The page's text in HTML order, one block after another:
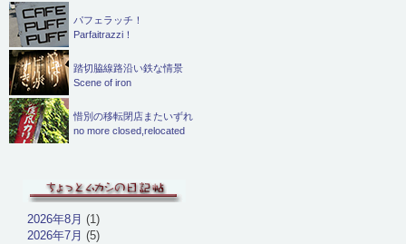
パフェラッチ！
Parfaitrazzi！
踏切脇線路沿い鉄な情景
Scene of iron
惜別の移転閉店またいずれ
no more closed,relocated
2026年8月 (1)
2026年7月 (5)